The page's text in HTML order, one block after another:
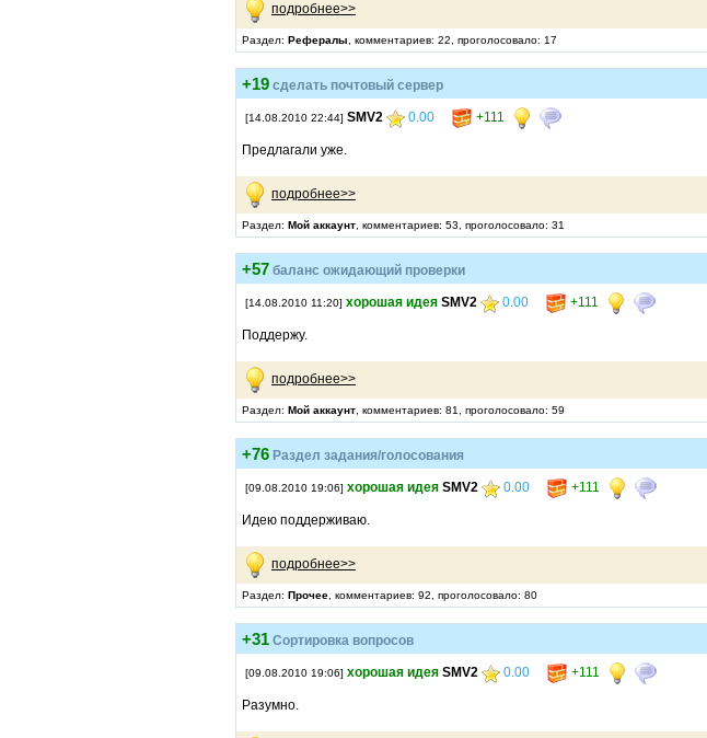
подробнее>>
Раздел: Рефералы , комментариев: 22, проголосовало: 17
+19 сделать почтовый сервер
[14.08.2010 22:44] SMV2 0.00 +111
Предлагали уже.
подробнее>>
Раздел: Мой аккаунт , комментариев: 53, проголосовало: 31
+57 баланс ожидающий проверки
[14.08.2010 11:20] хорошая идея SMV2 0.00 +111
Поддержу.
подробнее>>
Раздел: Мой аккаунт , комментариев: 81, проголосовало: 59
+76 Раздел задания/голосования
[09.08.2010 19:06] хорошая идея SMV2 0.00 +111
Идею поддерживаю.
подробнее>>
Раздел: Прочее , комментариев: 92, проголосовало: 80
+31 Сортировка вопросов
[09.08.2010 19:06] хорошая идея SMV2 0.00 +111
Разумно.